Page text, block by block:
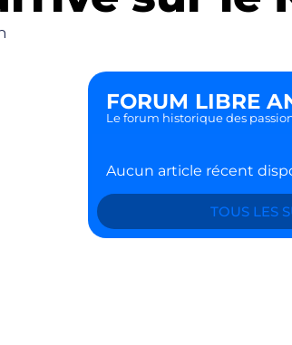
FORUM LIBRE
Le forum historique des
Aucun article récent
TOUS LES